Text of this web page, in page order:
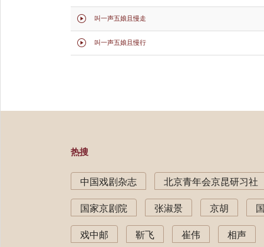
 叫一声五娘且慢走
 叫一声五娘且慢行
热搜
中国戏剧杂志
北京青年会京昆研习社
国家京剧院
张淑景 京胡
戏中邮
靳飞 崔伟 相声